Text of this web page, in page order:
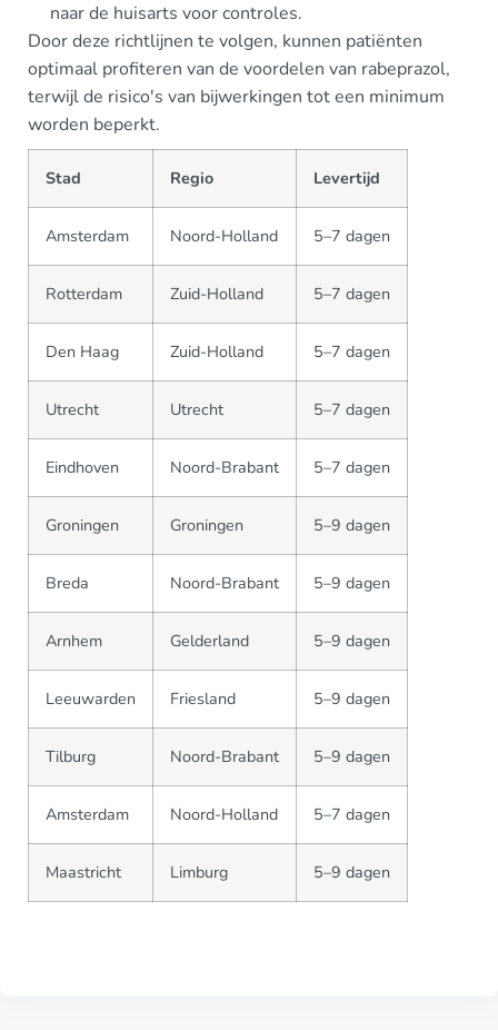
naar de huisarts voor controles.
Door deze richtlijnen te volgen, kunnen patiënten
optimaal profiteren van de voordelen van rabeprazol,
terwijl de risico's van bijwerkingen tot een minimum
worden beperkt.
Stad Regio Levertijd
Amsterdam Noord-Holland 5–7 dagen
Rotterdam Zuid-Holland 5–7 dagen
Den Haag Zuid-Holland 5–7 dagen
Utrecht Utrecht 5–7 dagen
Eindhoven Noord-Brabant 5–7 dagen
Groningen Groningen 5–9 dagen
Breda Noord-Brabant 5–9 dagen
Arnhem Gelderland 5–9 dagen
Leeuwarden Friesland 5–9 dagen
Tilburg Noord-Brabant 5–9 dagen
Amsterdam Noord-Holland 5–7 dagen
Maastricht Limburg 5–9 dagen